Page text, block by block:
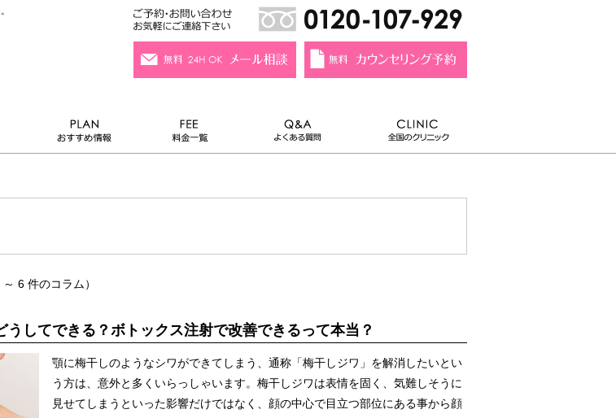
6 件のコラム）
うしてできる？ボトックス注射で改善できるって本当？
顎に梅干しのようなシワができてしまう、通称「梅干しジワ」を解消したいとい
う方は、意外と多くいらっしゃいます。梅干しジワは表情を固く、気難しそうに
見せてしまうといった影響だけではなく、顔の中心で目立つ部位にある事から顔